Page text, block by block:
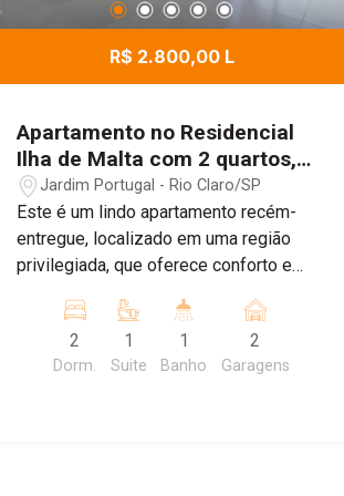
Minha Vida. Venha descobrir como é
viver em um espaço onde a
modernidade e o conforto se
encontram em perfeita harmonia. O
novo destino em Rio Claro.
R$ 2.800,00 L
Apartamento no Residencial
Ilha de Malta com 2 quartos,
77,33m² - Jardim Portugal, Rio
Claro/SP
Jardim Portugal - Rio Claro/SP
Este é um lindo apartamento recém-
entregue, localizado em uma região
privilegiada, que oferece conforto e
para morar. O apartamento possui 2
quartos, sendo 1 suíte, 1 banheiro
social, cozinha com armários
2
Dorm.
1
Suite
1
Banho
2
Garagens